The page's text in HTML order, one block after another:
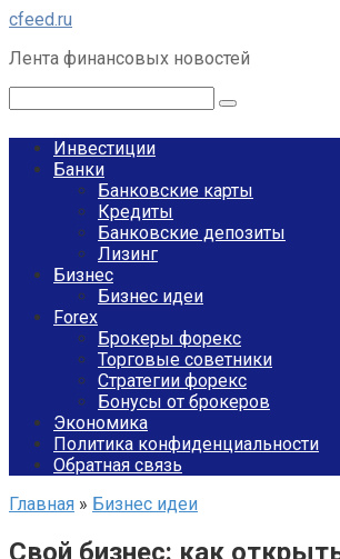
Перейти
контенту
cfeed.ru
Лента финансовых новостей
Инвестиции
Банки
Банковские карты
Кредиты
Банковские депозиты
Лизинг
Бизнес
Бизнес идеи
Forex
Брокеры форекс
Торговые советники
Стратегии форекс
Бонусы от брокеров
Экономика
Политика конфиденциальности
Обратная связь
Главная » Бизнес идеи
Свой бизнес: как